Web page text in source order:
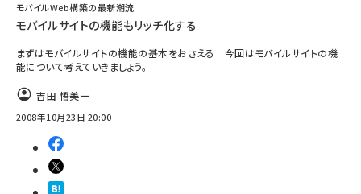
モバイルWeb構築の最新潮流
モバイルサイトの機能もリッチ化する
まずはモバイルサイトの機能の基本をおさえる 今回はモバイルサイトの機
能について考えていきましょう。
吉田 悟美一
2008年10月23日 20:00